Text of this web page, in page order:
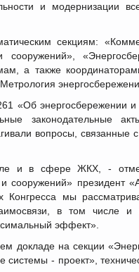
и модернизации
секциям:
сооружений»,
а также
«Об энергосбережении
законодательные
вопросы, связанные
и в сфере ЖКХ, -
и сооружений» президент
мы
в том числе
эффект».
докладе на секции
- проект»,